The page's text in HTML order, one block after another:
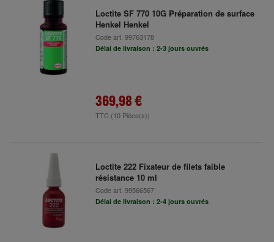
Loctite SF 770 10G Préparation de surface
Henkel Henkel
Code art. 99763178
Délai de livraison : 2-3 jours ouvrés
369,98 €
TTC (10 Pièce(s))
Loctite 222 Fixateur de filets faible
résistance 10 ml
Code art. 99566567
Délai de livraison : 2-4 jours ouvrés